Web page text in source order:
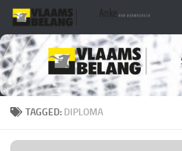
Skip to content
TAGGED: DIPLOMA